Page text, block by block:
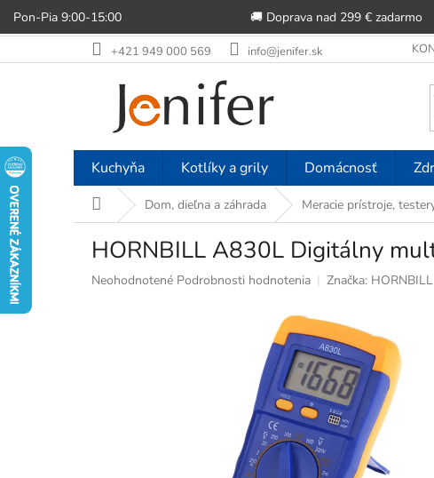
Pon-Pia 9:00-15:00 🚚 Doprava nad 299 € zadarmo
na
+421 949 000 569 info@jenifer.sk
Kuchyňa Kotlíky a grily Domácnosť
DomovDom, dieľna a záhrada Meracie prístroje,
HORNBILL A830L Digitálny
Priemerné
Neohodnotené Podrobnosti hodnotenia Značka: HORNBILL